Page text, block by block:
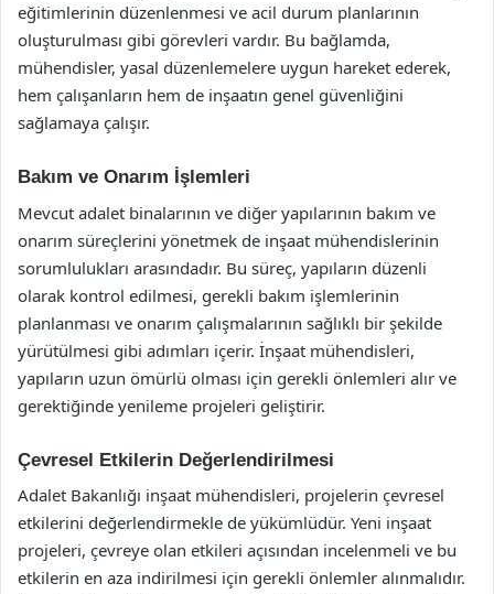
eğitimlerinin düzenlenmesi ve acil durum planlarının
oluşturulması gibi görevleri vardır. Bu bağlamda,
mühendisler, yasal düzenlemelere uygun hareket ederek,
hem çalışanların hem de inşaatın genel güvenliğini
sağlamaya çalışır.
Bakım ve Onarım İşlemleri
Mevcut adalet binalarının ve diğer yapılarının bakım ve
onarım süreçlerini yönetmek de inşaat mühendislerinin
sorumlulukları arasındadır. Bu süreç, yapıların düzenli
olarak kontrol edilmesi, gerekli bakım işlemlerinin
planlanması ve onarım çalışmalarının sağlıklı bir şekilde
yürütülmesi gibi adımları içerir. İnşaat mühendisleri,
yapıların uzun ömürlü olması için gerekli önlemleri alır ve
gerektiğinde yenileme projeleri geliştirir.
Çevresel Etkilerin Değerlendirilmesi
Adalet Bakanlığı inşaat mühendisleri, projelerin çevresel
etkilerini değerlendirmekle de yükümlüdür. Yeni inşaat
projeleri, çevreye olan etkileri açısından incelenmeli ve bu
etkilerin en aza indirilmesi için gerekli önlemler alınmalıdır.